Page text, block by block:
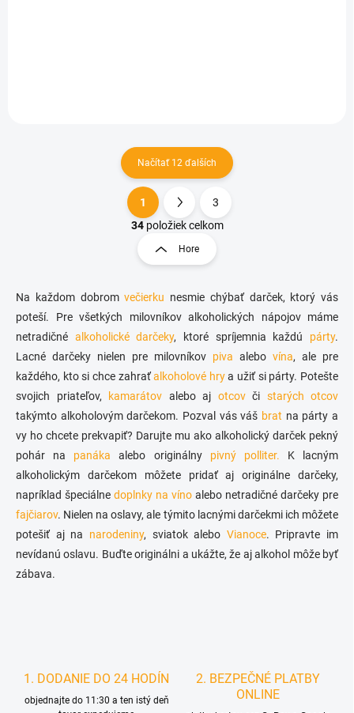
O
v
á
d
c
i
r
v
k
y
v
ý
p
i
s
u
Načítať 12 ďalších
S
t
r
á
k
o
n
i
e
1
3
34položiek celkom
Hore
Na každom dobromvečierku nesmie chýbať darček, ktorý vás
poteší. Pre všetkých milovníkov alkoholických nápojov máme
netradičné alkoholické darčeky, ktoré spríjemnia každú párty.
Lacné darčeky nielen pre milovníkov piva alebo vína, ale pre
každého, kto si chce zahraťalkoholové hrya užiť si párty. Potešte
svojich priateľov,
kamarátov alebo aj otcov či starých otcov
takýmto alkoholovým darčekom. Pozval vás váš brat na párty a
vy ho chcete prekvapiť? Darujte mu ako alkoholický darček pekný
pohár na panákaalebo originálny pivný polliter. K lacným
alkoholickým darčekom môžete pridať aj originálne darčeky,
napríklad špeciálne doplnky na víno alebo netradičné darčeky pre
fajčiarov. Nielen na oslavy, ale týmito lacnými darčekmi ich môžete
potešiť aj na narodeniny, sviatok alebo Vianoce. Pripravte im
nevídanú oslavu. Buďte originálni a ukážte, že aj alkohol môže byť
zábava.
1. DODANIE DO 24 HODÍN
objednajte do 11:30 a ten istý deň
2. BEZPEČNÉ PLATBY
ONLINE